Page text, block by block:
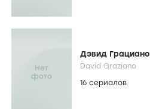
Дэвид Грациано
David Graziano
16 сериалов